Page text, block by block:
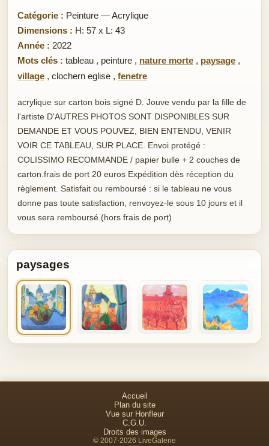
Catégorie : Peinture — Acrylique
Dimensions : H: 57 x L: 43
Année : 2022
Mots clés : tableau , peinture , nature morte , paysage ,
village , clochern eglise , fenetre
acrylique sur carton bois signé D. Jouve vendu par la fille de
l'artiste D'AUTRES PHOTOS SONT DISPONIBLES SUR
DEMANDE ET VOUS POUVEZ, BIEN ENTENDU, VENIR
VOIR CE TABLEAU, SUR PLACE. Envoi protégé :
COLISSIMO RECOMMANDE / papier bulle + 2 couches de
carton.frais de port 20 euros Expédition dès réception du
règlement. Satisfait ou remboursé : si le tableau ne vous
donne pas toute satisfaction, renvoyez-le sous 10 jours et il
vous sera remboursé.(hors frais de port)
paysages
Accueil
Plan du site
Vue sur Honfleur
C.G.U.
Droits des images
© 2007-2026 LiveGalerie